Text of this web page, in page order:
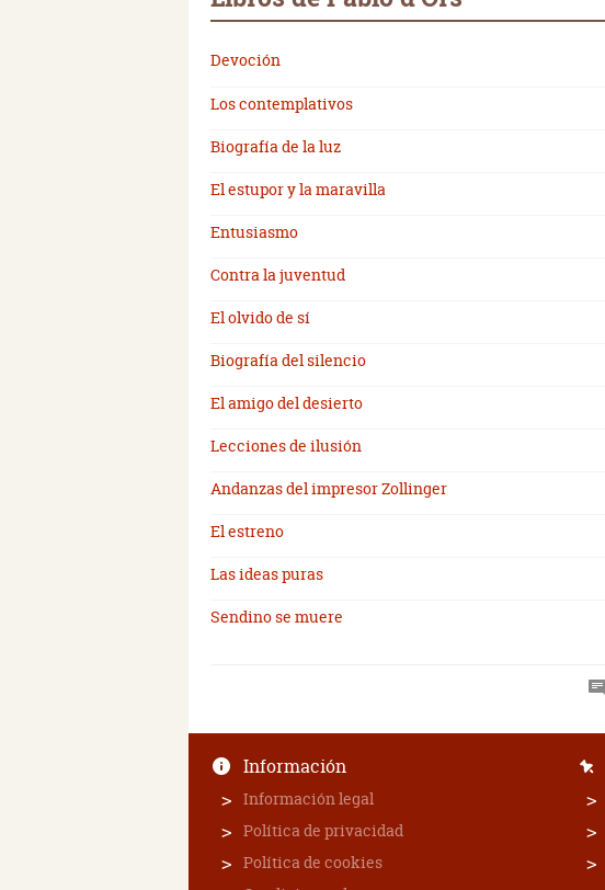
Devoción
Los contemplativos
Biografía de la luz
El estupor y la maravilla
Entusiasmo
Contra la juventud
El olvido de sí
Biografía del silencio
El amigo del desierto
Lecciones de ilusión
Andanzas del impresor Zollinger
El estreno
Las ideas puras
Sendino se muere
Información
Información legal
Política de privacidad
Política de cookies